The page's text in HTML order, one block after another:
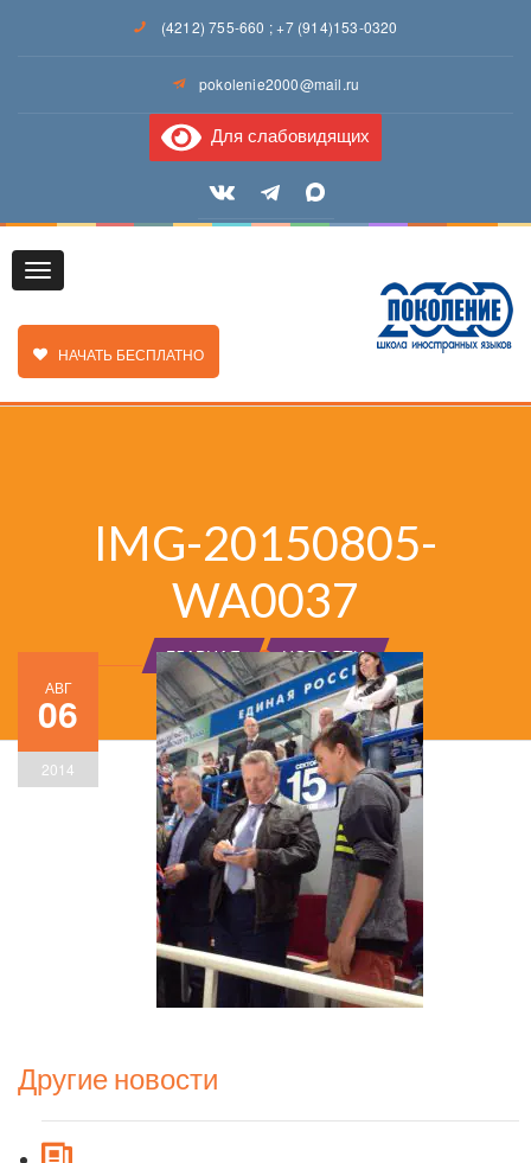
(4212) 755-660 ;+7 (914)153-0320
pokolenie2000@mail.ru
Для слабовидящих
Toggle
ЗАКАЗАТЬ ЗВОНОК
НАЧАТЬ БЕСПЛАТНО
IMG-20150805-
WA0037
ГЛАВНАЯ НОВОСТИ
АВГ
06
2014
Другие новости